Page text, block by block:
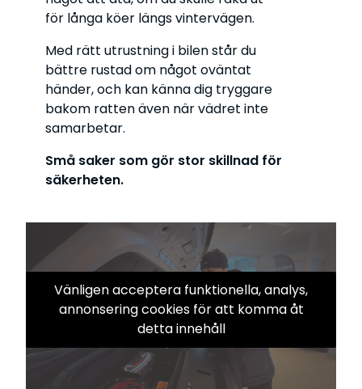
för långa köer längs vintervägen.
Med rätt utrustning i bilen står du
bättre rustad om något oväntat
händer, och kan känna dig tryggare
bakom ratten även när vädret inte
samarbetar.
Små saker som gör stor skillnad för
säkerheten.
Vänligen acceptera funktionella, analys,
annonsering cookies för att komma åt
detta innehåll